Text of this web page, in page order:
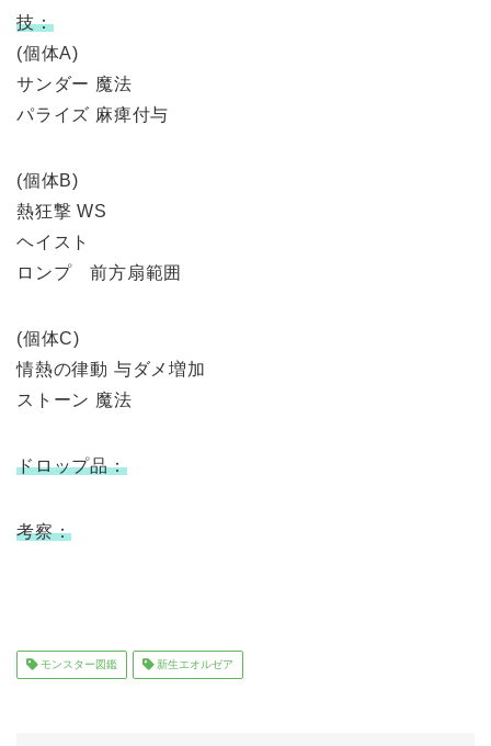
技：
(個体A)
サンダー 魔法
パライズ 麻痺付与
(個体B)
熱狂撃 WS
ヘイスト
ロンプ 前方扇範囲
(個体C)
情熱の律動 与ダメ増加
ストーン 魔法
ドロップ品：
考察：
モンスター図鑑 新生エオルゼア